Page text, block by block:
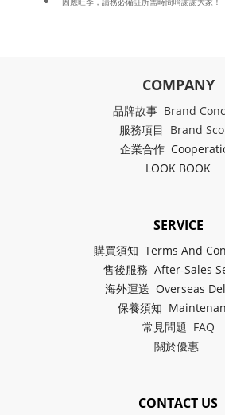
COMPANY
品牌故事 Brand
服務項目 Brand
企業合作
LOOK BOOK
SERVICE
購買須知 Terms And
售後服務 After-Sales
海外運送 Overseas
保養須知
常見問題 FAQ
關於優惠
CONTACT US